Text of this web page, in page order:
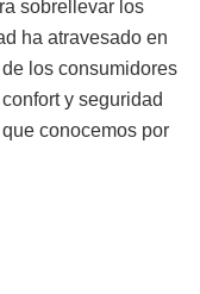
sobrellevar los
ha atravesado en
los consumidores
y seguridad
conocemos por